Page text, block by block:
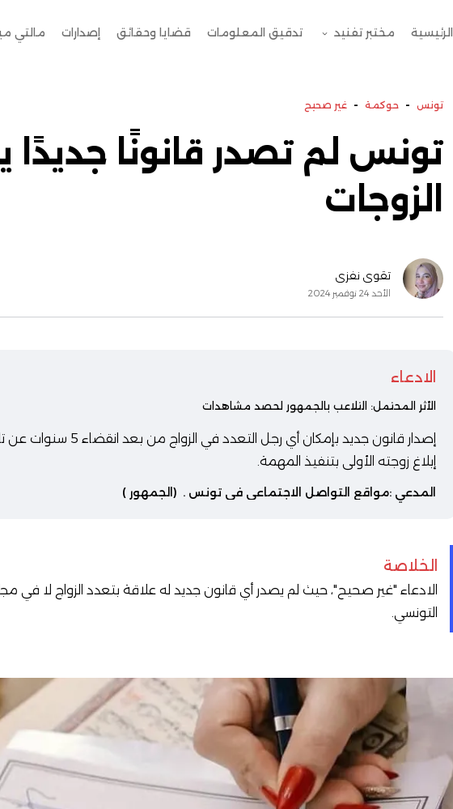
الرئيسية مختبر تفنيد تدقيق المعلومات قضايا وحقائق إصدارات مالتي
تونس - حوكمة - غير صحيح
تونس لم تصدر قانونًا جديدًا
الزوجات
تقوى نفزي
الأحد 24 نوفمبر 2024
الادعاء
الأثر المحتمل: التلاعب بالجمهور لحصد مشاهدات
إصدار قانون جديد بإمكان أي
إبلاغ زوجته الأولى بتنفيذ المهمة.
المدعي :مواقع التواصل الاجتماعي في تونس . (الجمهور )
الخلاصة
الادعاء "غير صحيح"، حيث لم يصدر أي قانون جديد له علاقة بتعدد الزواج لا في
التونسي.